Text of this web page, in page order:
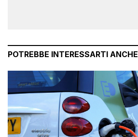
POTREBBE INTERESSARTI ANCHE